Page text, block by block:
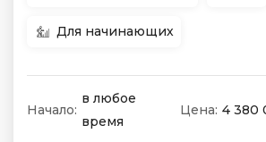
Для начинающих
Начало:
в любое
время
Цена: 4 380